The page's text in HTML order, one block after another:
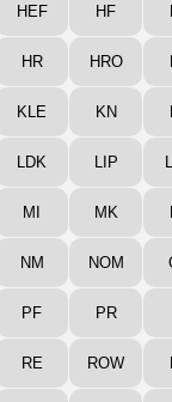
HEF HF
HR HRO
KLE KN
LDK LIP
MI MK
NM NOM
PF PR
RE ROW